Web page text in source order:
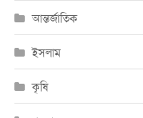
আন্তর্জাতিক
ইসলাম
কৃষি